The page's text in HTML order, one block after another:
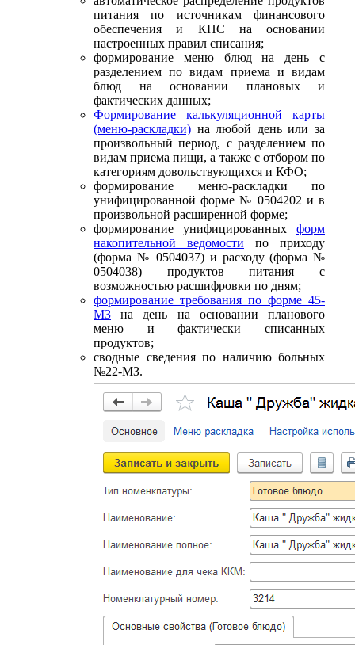
питания по источникам финансового
обеспечения и КПС на основании
настроенных правил списания;
формирование меню блюд на день с
разделением по видам приема и видам
блюд на основании плановых и
фактических данных;
Формирование калькуляционной карты
(меню-раскладки) на любой день или за
произвольный период, с разделением по
видам приема пищи, а также с отбором по
категориям довольствующихся и КФО;
формирование меню-раскладки по
унифицированной форме № 0504202 и в
произвольной расширенной форме;
формирование унифицированных форм
накопительной ведомости по приходу
(форма № 0504037) и расходу (форма №
0504038) продуктов питания с
возможностью расшифровки по дням;
формирование требования по форме 45-
МЗ на день на основании планового
меню и фактически списанных
продуктов;
сводные сведения по наличию больных
№22-МЗ.